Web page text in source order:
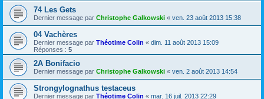
74 Les Gets
Dernier message par Christophe Galkowski « ven. 23 août 2013 15:38
04 Vachères
Dernier message par Théotime Colin « dim. 11 août 2013 15:09
Réponses : 5
2A Bonifacio
Dernier message par Christophe Galkowski « ven. 2 août 2013 14:54
Strongylognathus testaceus
Dernier message par Théotime Colin « mar. 16 juil. 2013 22:29